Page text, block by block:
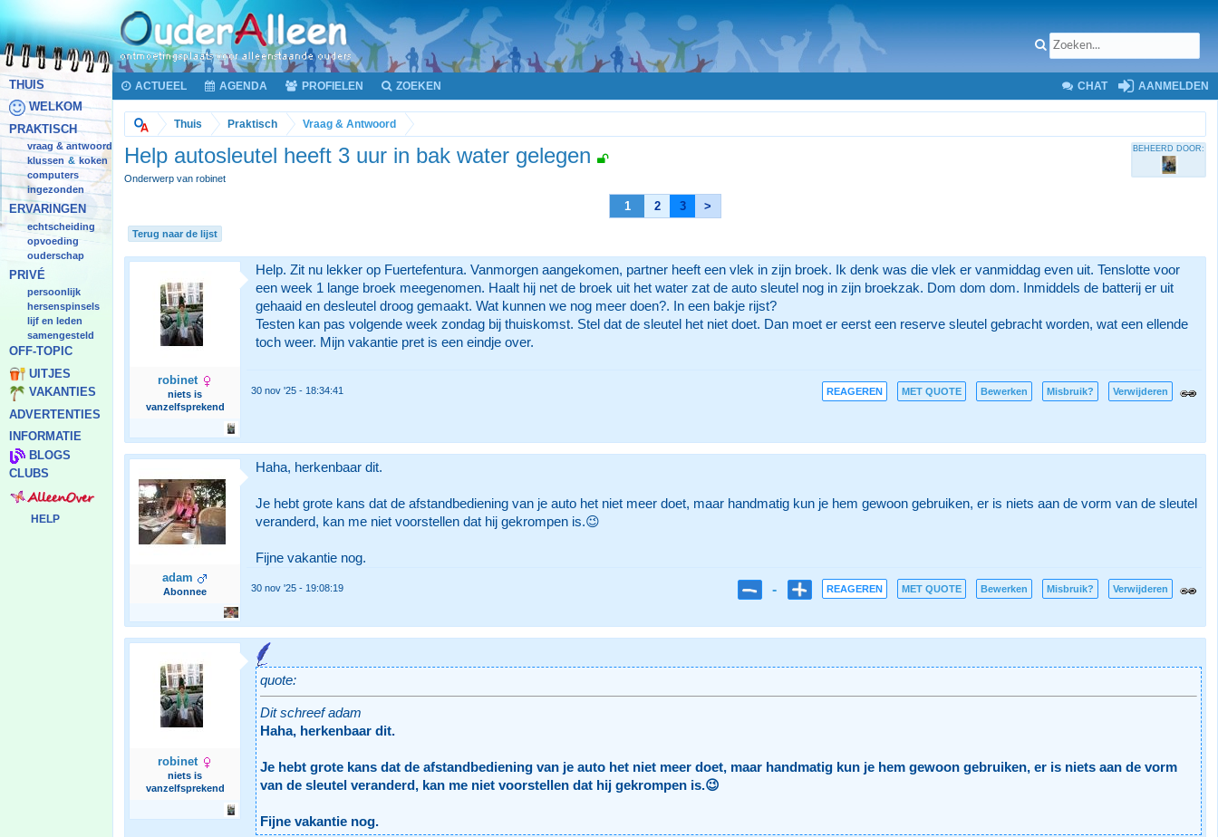
THUIS
WELKOM
PRAKTISCH
vraag & antwoord
klussen & koken
computers
ingezonden
ERVARINGEN
echtscheiding
opvoeding
ouderschap
PRIVÉ
persoonlijk
hersenspinsels
lijf en leden
samengesteld
OFF-TOPIC
UITJES
VAKANTIES
ADVERTENTIES
INFORMATIE
BLOGS
CLUBS
HELP
ACTUEEL AGENDA PROFIELEN ZOEKEN CHAT AANMELDEN
Thuis Praktisch Vraag & Antwoord
Help autosleutel heeft 3 uur in bak water gelegen
Onderwerp van robinet
BEHEERD DOOR:
1 2 3 >
Terug naar de lijst
robinet
niets is
vanzelfsprekend
Help. Zit nu lekker op Fuertefentura. Vanmorgen aangekomen, partner heeft een vlek in zijn broek. Ik denk was die vlek er vanmiddag even uit. Tenslotte voor
een week 1 lange broek meegenomen. Haalt hij net de broek uit het water zat de auto sleutel nog in zijn broekzak. Dom dom dom. Inmiddels de batterij er uit
gehaaid en desleutel droog gemaakt. Wat kunnen we nog meer doen?. In een bakje rijst?
Testen kan pas volgende week zondag bij thuiskomst. Stel dat de sleutel het niet doet. Dan moet er eerst een reserve sleutel gebracht worden, wat een ellende
toch weer. Mijn vakantie pret is een eindje over.
30 nov '25 - 18:34:41 REAGEREN MET QUOTE Bewerken Misbruik? Verwijderen
adam
Abonnee
Haha, herkenbaar dit.
Je hebt grote kans dat de afstandbediening van je auto het niet meer doet, maar handmatig kun je hem gewoon gebruiken, er is niets aan de vorm van de sleutel
veranderd, kan me niet voorstellen dat hij gekrompen is.😉
Fijne vakantie nog.
30 nov '25 - 19:08:19 - REAGEREN MET QUOTE Bewerken Misbruik? Verwijderen
robinet
niets is
vanzelfsprekend
quote:
Dit schreef adam
Haha, herkenbaar dit.
Je hebt grote kans dat de afstandbediening van je auto het niet meer doet, maar handmatig kun je hem gewoon gebruiken, er is niets aan de vorm
van de sleutel veranderd, kan me niet voorstellen dat hij gekrompen is.😉
Fijne vakantie nog.